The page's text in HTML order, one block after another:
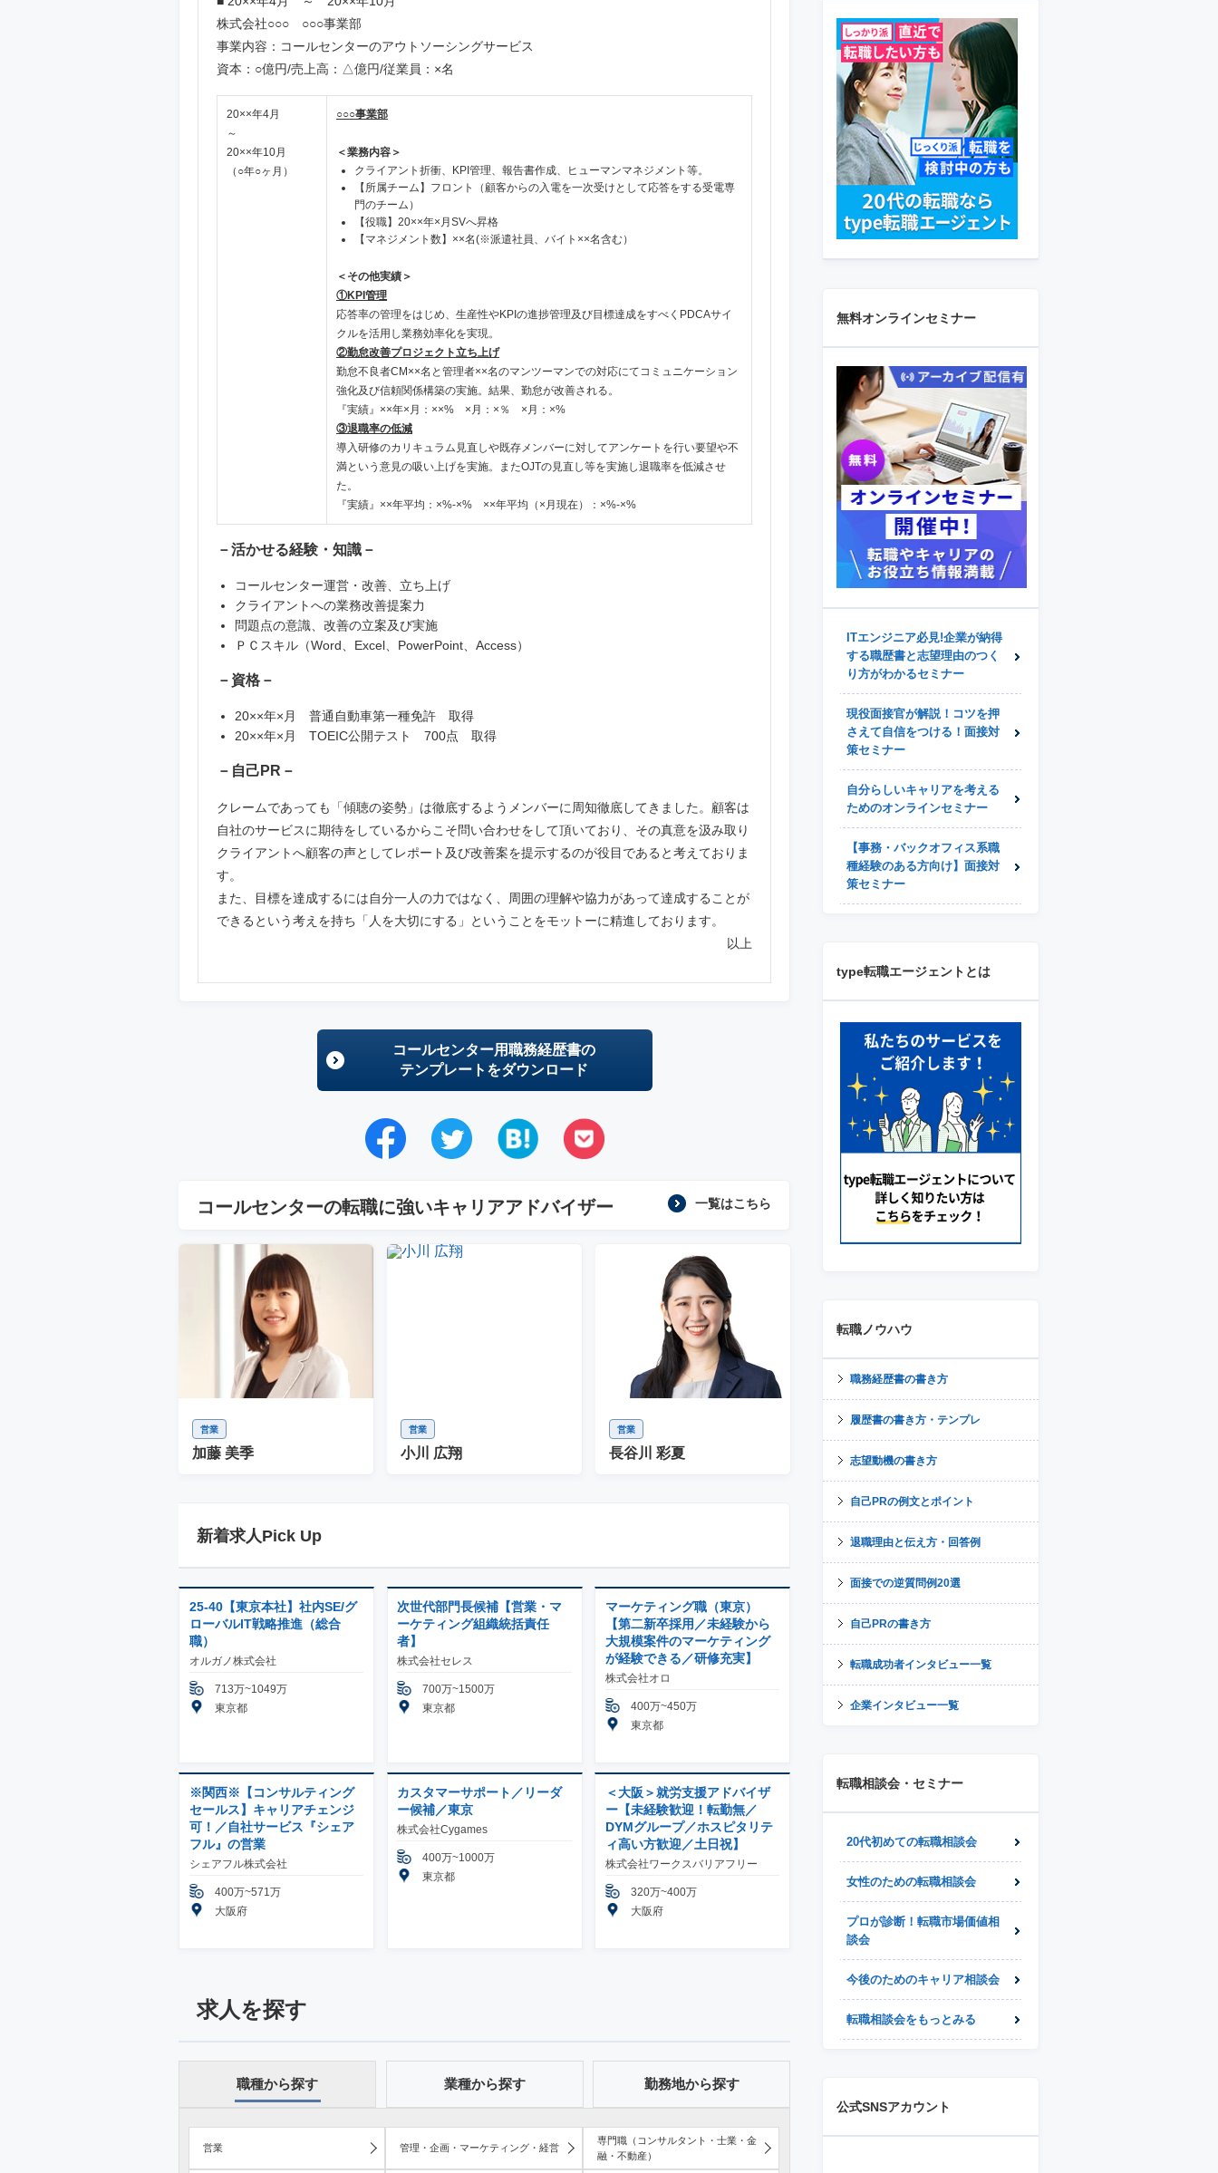
株式会社○○○ ○○○事業部
事業内容：コールセンターのアウトソーシングサービス
資本：○億円/売上高：△億円/従業員：×名
20××年4月
～
20××年10月
（○年○ヶ月）
○○○事業部
＜業務内容＞
クライアント折衝、KPI管理、報告書作成、ヒューマンマネジメント等。
【所属チーム】フロント（顧客からの入電を一次受けとして応答をする受電専
門のチーム）
【役職】20××年×月SVへ昇格
【マネジメント数】××名(※派遣社員、バイト××名含む）
＜その他実績＞
①KPI管理
応答率の管理をはじめ、生産性やKPIの進捗管理及び目標達成をすべくPDCAサイ
クルを活用し業務効率化を実現。
②勤怠改善プロジェクト立ち上げ
勤怠不良者CM××名と管理者××名のマンツーマンでの対応にてコミュニケーション
強化及び信頼関係構築の実施。結果、勤怠が改善される。
『実績』××年×月：××% ×月：×％ ×月：×%
③退職率の低減
導入研修のカリキュラム見直しや既存メンバーに対してアンケートを行い要望や不
満という意見の吸い上げを実施。またOJTの見直し等を実施し退職率を低減させ
た。
『実績』××年平均：×%-×% ××年平均（×月現在）：×%-×%
－活かせる経験・知識－
コールセンター運営・改善、立ち上げ
クライアントへの業務改善提案力
問題点の意識、改善の立案及び実施
ＰＣスキル（Word、Excel、PowerPoint、Access）
－資格－
20××年×月 普通自動車第一種免許 取得
20××年×月 TOEIC公開テスト 700点 取得
－自己PR－
クレームであっても「傾聴の姿勢」は徹底するようメンバーに周知徹底してきました。顧客は
自社のサービスに期待をしているからこそ問い合わせをして頂いており、その真意を汲み取り
クライアントへ顧客の声としてレポート及び改善案を提示するのが役目であると考えておりま
す。
また、目標を達成するには自分一人の力ではなく、周囲の理解や協力があって達成することが
できるという考えを持ち「人を大切にする」ということをモットーに精進しております。
以上
コールセンター用職務経歴書の
テンプレートをダウンロード
コールセンターの転職に強いキャリアアドバイザー 一覧はこちら
営業
加藤 美季
営業
小川 広翔
営業
長谷川 彩夏
新着求人Pick Up
25-40【東京本社】社内SE/グ
ローバルIT戦略推進（総合
職）
オルガノ株式会社
713万~1049万
東京都
次世代部門長候補【営業・マ
ーケティング組織統括責任
者】
株式会社セレス
700万~1500万
東京都
マーケティング職（東京）
【第二新卒採用／未経験から
大規模案件のマーケティング
が経験できる／研修充実】
株式会社オロ
400万~450万
東京都
※関西※【コンサルティング
セールス】キャリアチェンジ
可！／自社サービス『シェア
フル』の営業
シェアフル株式会社
400万~571万
大阪府
カスタマーサポート／リーダ
ー候補／東京
株式会社Cygames
400万~1000万
東京都
＜大阪＞就労支援アドバイザ
ー【未経験歓迎！転勤無／
DYMグループ／ホスピタリテ
ィ高い方歓迎／土日祝】
株式会社ワークスバリアフリー
320万~400万
大阪府
求人を探す
職種から探す 業種から探す 勤務地から探す
営業 管理・企画・マーケティング・経営
専門職（コンサルタント・士業・金
融・不動産）
無料オンラインセミナー
ITエンジニア必見!企業が納得
する職歴書と志望理由のつく
り方がわかるセミナー
現役面接官が解説！コツを押
さえて自信をつける！面接対
策セミナー
自分らしいキャリアを考える
ためのオンラインセミナー
【事務・バックオフィス系職
種経験のある方向け】面接対
策セミナー
type転職エージェントとは
転職ノウハウ
職務経歴書の書き方
履歴書の書き方・テンプレ
志望動機の書き方
自己PRの例文とポイント
退職理由と伝え方・回答例
面接での逆質問例20選
自己PRの書き方
転職成功者インタビュー一覧
企業インタビュー一覧
転職相談会・セミナー
20代初めての転職相談会
女性のための転職相談会
プロが診断！転職市場価値相
談会
今後のためのキャリア相談会
転職相談会をもっとみる
公式SNSアカウント